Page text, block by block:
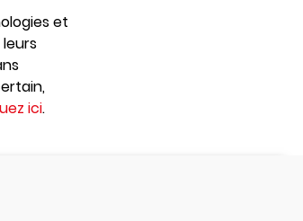
et
ici.